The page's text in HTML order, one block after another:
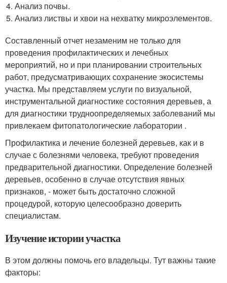
Анализ почвы.
Анализ листвы и хвои на нехватку микроэлементов.
Составленный отчет незаменим не только для
проведения профилактических и лечебных
мероприятий, но и при планировании строительных
работ, предусматривающих сохранение экосистемы
участка. Мы представляем услуги по визуальной,
инструментальной диагностике состояния деревьев, а
для диагностики трудноопределяемых заболеваний мы
привлекаем фитопатологические лаборатории .
Профилактика и лечение болезней деревьев, как и в
случае с болезнями человека, требуют проведения
предварительной диагностики. Определение болезней
деревьев, особенно в случае отсутствия явных
признаков, - может быть достаточно сложной
процедурой, которую целесообразно доверить
специалистам.
Изучение истории участка
В этом должны помочь его владельцы. Тут важны такие
факторы: